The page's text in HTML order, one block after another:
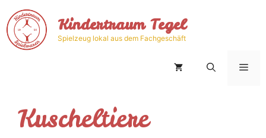
Inhalt
springen
Kindertraum Tegel
Spielzeug lokal aus dem Fachgeschäft
Kuscheltiere